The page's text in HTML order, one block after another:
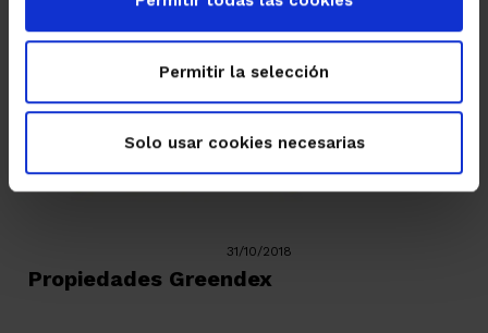
Permitir la selección
Solo usar cookies necesarias
31/10/2018
Propiedades Greendex